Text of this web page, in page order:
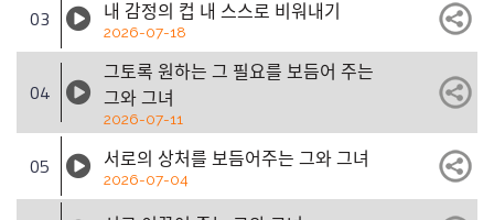
03 내 감정의 컵 내 스스로 비워내기
2026-07-18
04
그토록 원하는 그 필요를 보듬어 주는
그와 그녀
2026-07-11
05 서로의 상처를 보듬어주는 그와 그녀
2026-07-04